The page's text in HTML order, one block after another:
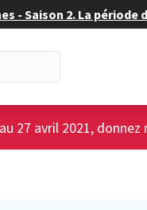
- Saison 2. La période
27 avril 2021,